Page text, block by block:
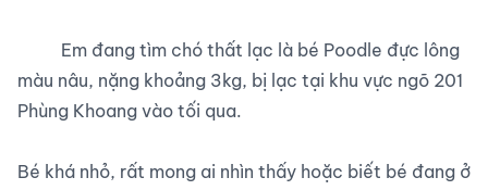
màu nâu, nặng khoảng 3kg, bị lạc tại khu vực ngõ 201
Phùng Khoang vào tối qua.
Bé khá nhỏ, rất mong ai nhìn thấy hoặc biết bé đang ở